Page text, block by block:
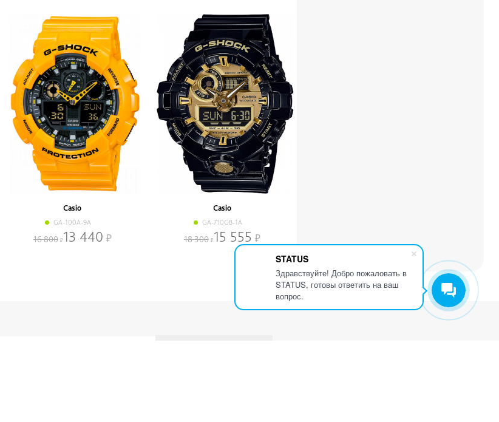
STATUS
Здравствуйте! Добро пожаловать в
STATUS, готовы ответить на ваш
вопрос.
Casio
GA-100A-9A
16 800 13 440
Casio
GA-710GB-1A
18 300 15 555